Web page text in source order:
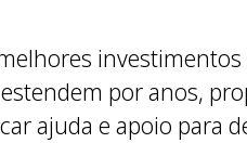
investimentos
por anos,
ajuda e apoio para